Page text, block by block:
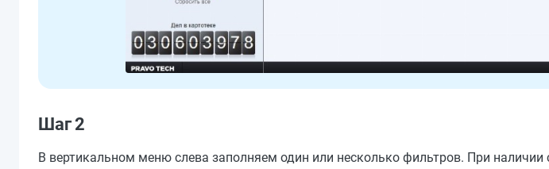
Шаг 2
В вертикальном меню слева заполняем один или несколько фильтров. При